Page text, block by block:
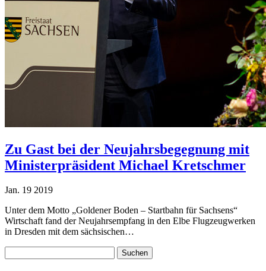
Zu Gast bei der Neujahrsbegegnung mit
Ministerpräsident Michael Kretschmer
Jan. 19 2019
Unter dem Motto „Goldener Boden – Startbahn für Sachsens“
Wirtschaft fand der Neujahrsempfang in den Elbe Flugzeugwerken
in Dresden mit dem sächsischen…
nach: